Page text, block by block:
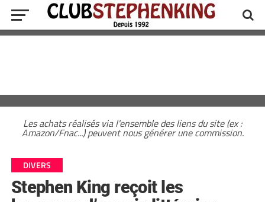
Les achats réalisés via l'ensemble des liens du site (ex :
Amazon/Fnac...) peuvent nous générer une commission.
DIVERS
Stephen King reçoit les